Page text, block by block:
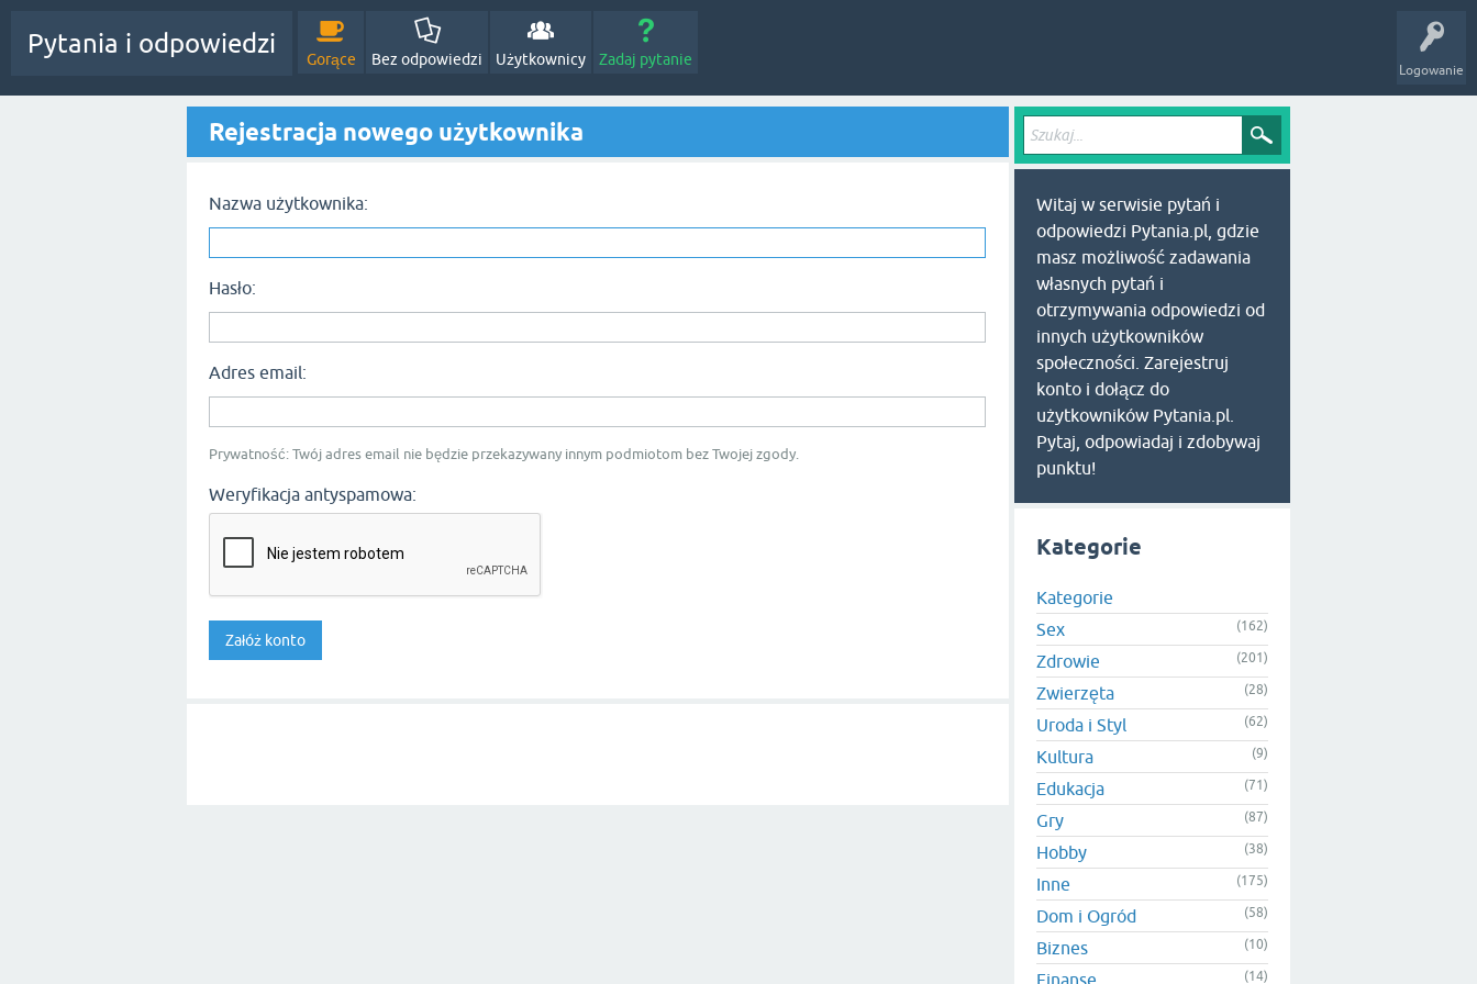
Logowanie
Pytania i odpowiedzi
Gorące Bez odpowiedzi Użytkownicy Zadaj pytanie
Rejestracja nowego użytkownika
Nazwa użytkownika:
Hasło:
Adres email:
Prywatność: Twój adres email nie będzie przekazywany innym podmiotom bez Twojej zgody.
Weryfikacja antyspamowa:
Witaj w serwisie pytań i
odpowiedzi Pytania.pl, gdzie
masz możliwość zadawania
własnych pytań i
otrzymywania odpowiedzi od
innych użytkowników
społeczności. Zarejestruj
konto i dołącz do
użytkowników Pytania.pl.
Pytaj, odpowiadaj i zdobywaj
punktu!
Kategorie
Kategorie
Sex
(162)
Zdrowie (201)
Zwierzęta (28)
Uroda i Styl (62)
Kultura (9)
Edukacja (71)
Gry (87)
Hobby (38)
Inne (175)
Dom i Ogród (58)
Biznes (10)
Finanse (14)